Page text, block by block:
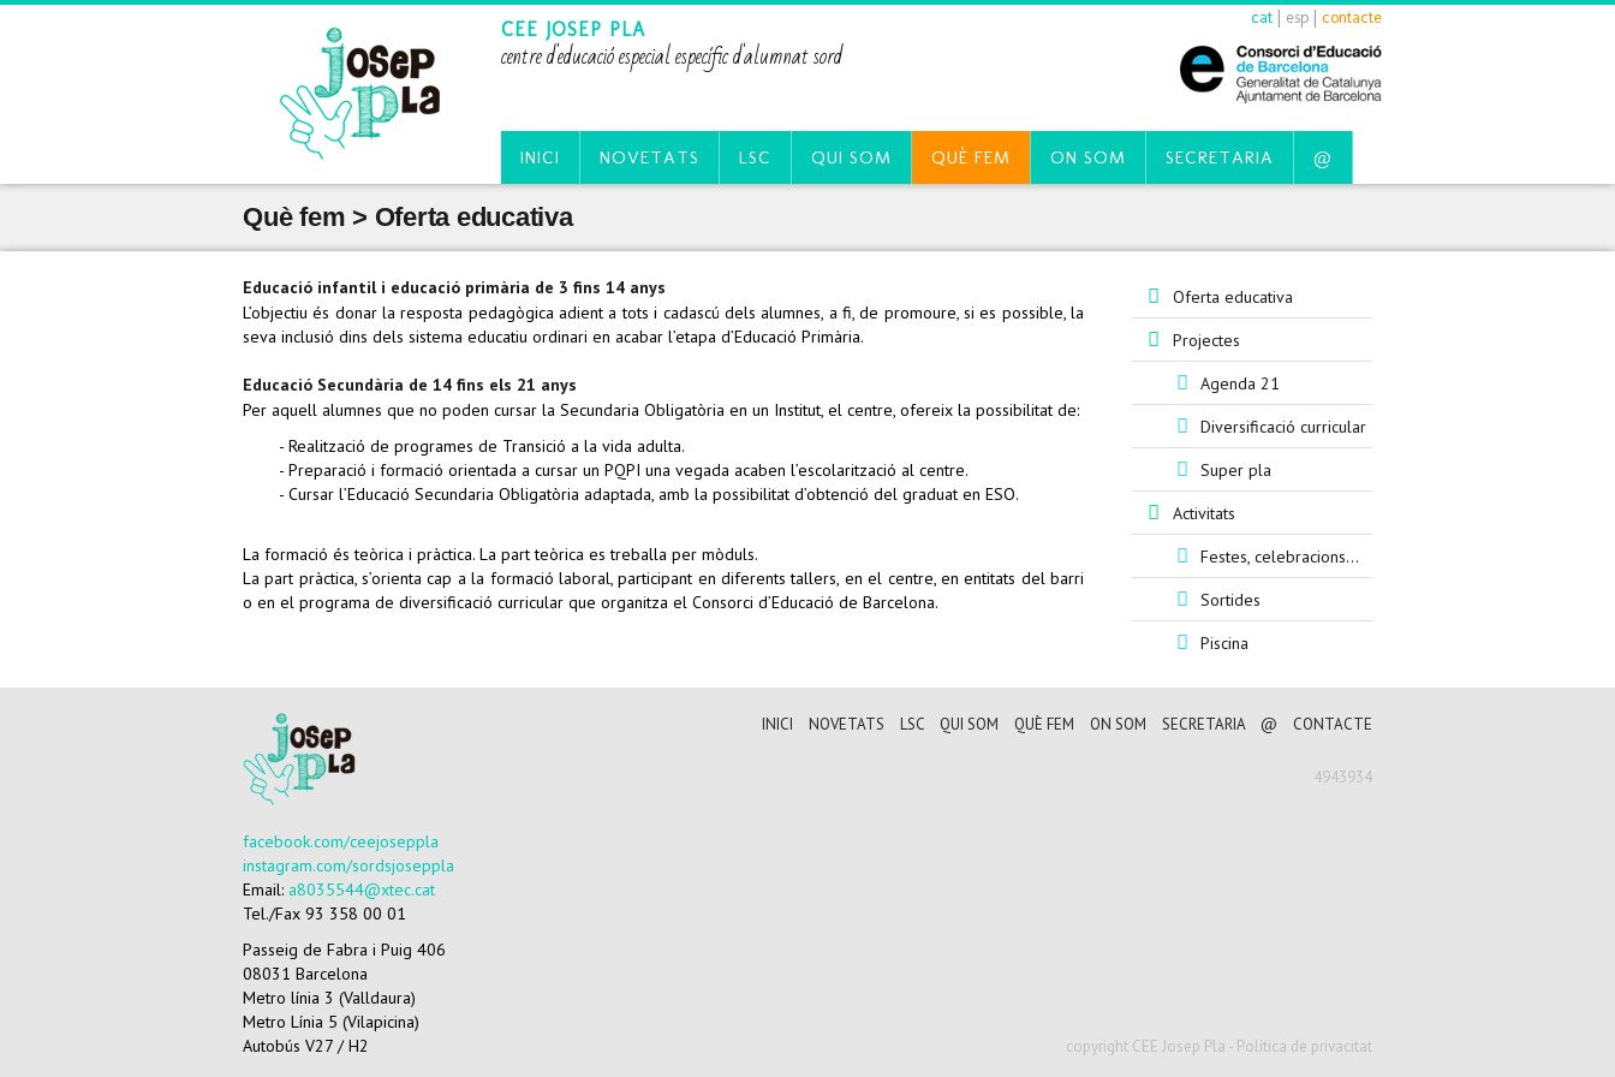
CEE JOSEP PLA
centre d'educació especial específic d'alumnat sord
cat esp contacte
INICI NOVETATS LSC QUI SOM QUÈ FEM ON SOM SECRETARIA @
Què fem > Oferta educativa
Educació infantil i educació primària de 3 fins 14 anys
L’objectiu és donar la resposta pedagògica adient a tots i cadascú dels alumnes, a fi, de promoure, si es possible, la
seva inclusió dins dels sistema educatiu ordinari en acabar l’etapa d’Educació Primària.
Educació Secundària de 14 fins els 21 anys
Per aquell alumnes que no poden cursar la Secundaria Obligatòria en un Institut, el centre, ofereix la possibilitat de:
- Realització de programes de Transició a la vida adulta.
- Preparació i formació orientada a cursar un PQPI una vegada acaben l’escolarització al centre.
- Cursar l’Educació Secundaria Obligatòria adaptada, amb la possibilitat d’obtenció del graduat en ESO.
La formació és teòrica i pràctica. La part teòrica es treballa per mòduls.
La part pràctica, s’orienta cap a la formació laboral, participant en diferents tallers, en el centre, en entitats del barri
o en el programa de diversificació curricular que organitza el Consorci d’Educació de Barcelona.
Oferta educativa
Projectes
Agenda 21
Diversificació curricular
Super pla
Activitats
Festes, celebracions...
Sortides
Piscina
facebook.com/ceejoseppla
instagram.com/sordsjoseppla
Email: a8035544@xtec.cat
Tel./Fax 93 358 00 01
Passeig de Fabra i Puig 406
08031 Barcelona
Metro línia 3 (Valldaura)
Metro Línia 5 (Vilapicina)
Autobús V27 / H2
INICI NOVETATS LSC QUI SOM QUÈ FEM ON SOM SECRETARIA @ CONTACTE
4943934
copyright CEE Josep Pla - Política de privacitat